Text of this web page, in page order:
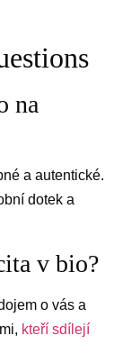
na
a autentické.
dotek a
v bio?
o vás a
kteří sdílejí